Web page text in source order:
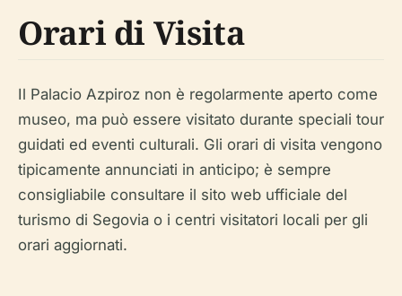
Orari di Visita
Il Palacio Azpiroz non è regolarmente aperto come
museo, ma può essere visitato durante speciali tour
guidati ed eventi culturali. Gli orari di visita vengono
tipicamente annunciati in anticipo; è sempre
consigliabile consultare il sito web ufficiale del
turismo di Segovia o i centri visitatori locali per gli
orari aggiornati.